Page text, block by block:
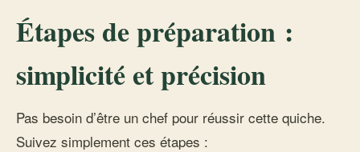
Étapes de préparation :
simplicité et précision
Pas besoin d’être un chef pour réussir cette quiche.
Suivez simplement ces étapes :